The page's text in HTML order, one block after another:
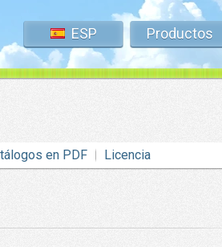
ESP Productos
en PDF Licencia